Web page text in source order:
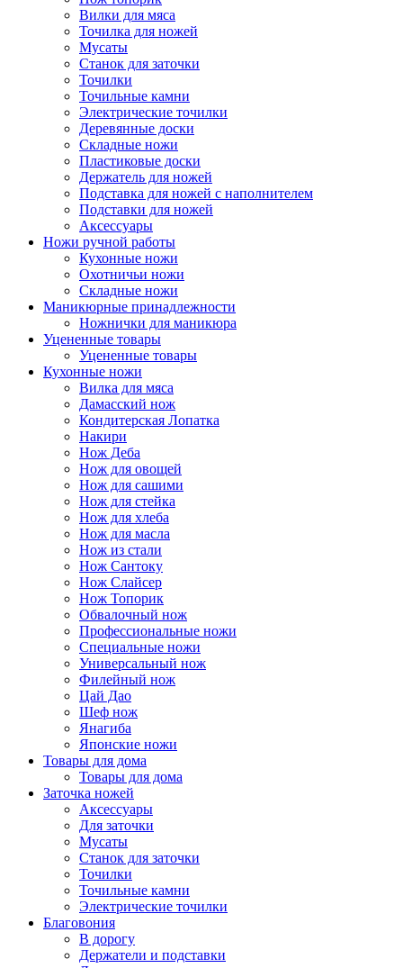
Вилки для мяса
Точилка для ножей
Мусаты
Станок для заточки
Точилки
Точильные камни
Электрические точилки
Деревянные доски
Складные ножи
Пластиковые доски
Держатель для ножей
Подставка для ножей с наполнителем
Подставки для ножей
Аксессуары
Ножи ручной работы
Кухонные ножи
Охотничьи ножи
Складные ножи
Маникюрные принадлежности
Ножнички для маникюра
Уцененные товары
Уцененные товары
Кухонные ножи
Вилка для мяса
Дамасский нож
Кондитерская Лопатка
Накири
Нож Деба
Нож для овощей
Нож для сашими
Нож для стейка
Нож для хлеба
Нож для масла
Нож из стали
Нож Сантоку
Нож Слайсер
Нож Топорик
Обвалочный нож
Профессиональные ножи
Специальные ножи
Универсальный нож
Филейный нож
Цай Дао
Шеф нож
Янагиба
Японские ножи
Товары для дома
Товары для дома
Заточка ножей
Аксессуары
Для заточки
Мусаты
Станок для заточки
Точилки
Точильные камни
Электрические точилки
Благовония
В дорогу
Держатели и подставки